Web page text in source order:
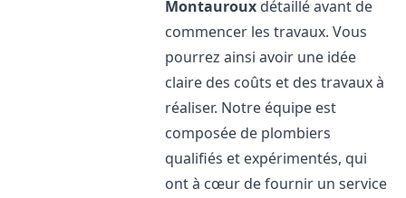
Montauroux détaillé avant de
commencer les travaux. Vous
pourrez ainsi avoir une idée
claire des coûts et des travaux à
réaliser. Notre équipe est
composée de plombiers
qualifiés et expérimentés, qui
ont à cœur de fournir un service